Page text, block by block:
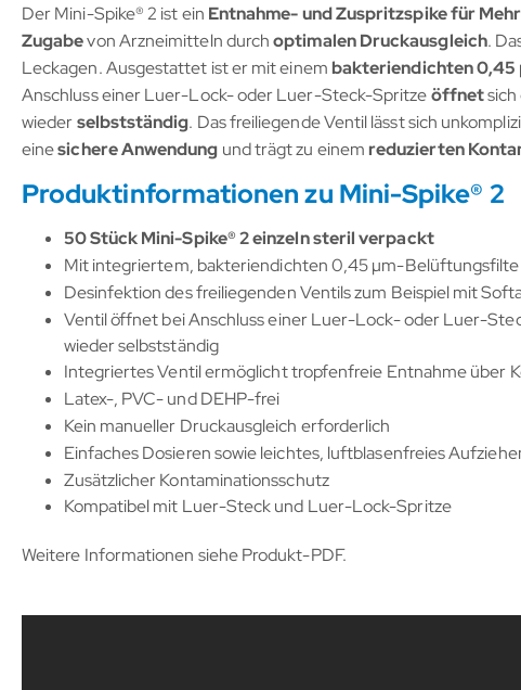
Der Mini-Spike® 2 ist ein Entnahme- und Zuspritzspike für
Zugabevon Arzneimitteln durchoptimalen Druckausgleich.
Leckagen. Ausgestattet ist er mit einembakteriendichten
Anschluss einer Luer-Lock- oder Luer-Steck-Spritzeöffnet
wiederselbstständig. Das freiliegende Ventil lässt sich
einesichere Anwendung und trägt zu einemreduzierten
Produktinformationen zu Mini-Spike® 2
50 Stück Mini-Spike® 2 einzeln steril verpackt
Mit integriertem, bakteriendichten 0,45 µm-
Desinfektion des freiliegenden Ventils zum Beispiel mit
Ventil öffnet bei Anschluss einer Luer-Lock- oder Luer-
wieder selbstständig
Integriertes Ventil ermöglicht tropfenfreie Entnahme über
Latex-, PVC- und DEHP-frei
Kein manueller Druckausgleich erforderlich
Einfaches Dosieren sowie leichtes, luftblasenfreies
Zusätzlicher Kontaminationsschutz
Kompatibel mit Luer-Steck und Luer-Lock-Spritze
Weitere Informationen siehe Produkt-PDF.